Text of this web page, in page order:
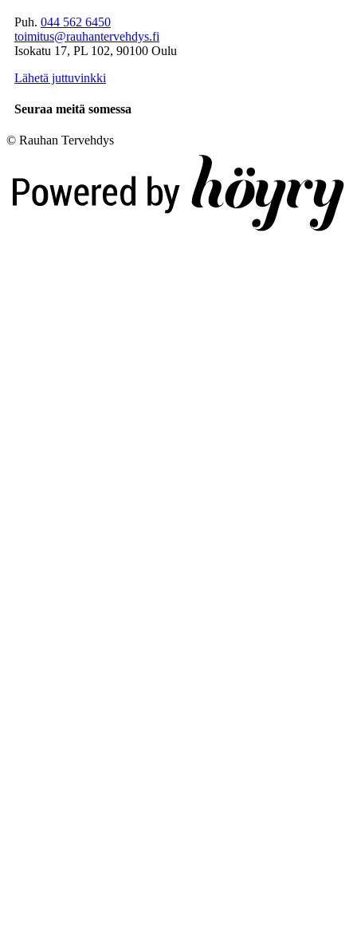
Puh. 044 562 6450
toimitus@rauhantervehdys.fi
Isokatu 17, PL 102, 90100 Oulu
Lähetä juttuvinkki
Seuraa meitä somessa
© Rauhan Tervehdys